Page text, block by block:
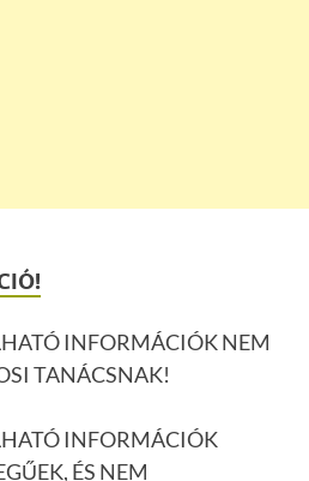
INFORMÁCIÓK NEM
TANÁCSNAK!
INFORMÁCIÓK
ÉS NEM